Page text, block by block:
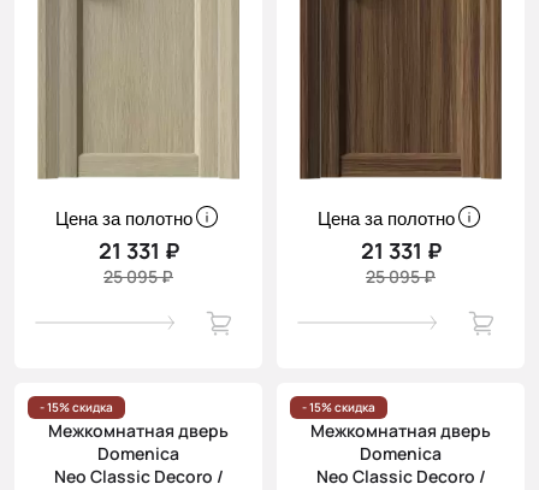
Цена за полотно
21 331 ₽
25 095 ₽
Цена за полотно
21 331 ₽
25 095 ₽
- 15% скидка
Межкомнатная дверь
Domenica
Neo Classic Decoro /
- 15% скидка
Межкомнатная дверь
Domenica
Neo Classic Decoro /